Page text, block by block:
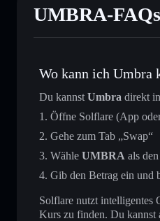
UMBRA-FAQs
Wo kann ich Umbra
Du kannst Umbra direkt
Öffne Solflare (App
Gehe zum Tab „Swap“
Wähle UMBRA als
Gib den Betrag ein und
Solflare nutzt intelligentes
Kurs zu finden. Du kannst